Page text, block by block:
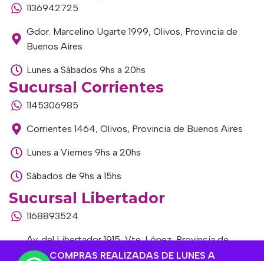
COMPRAS REALIZADAS DE LUNES A
1136942725
Gdor. Marcelino Ugarte 1999, Olivos, Provincia de
Buenos Aires
Lunes a Sábados 9hs a 20hs
Sucursal Corrientes
1145306985
Corrientes 1464, Olivos, Provincia de Buenos Aires
Lunes a Viernes 9hs a 20hs
Sábados de 9hs a 15hs
Sucursal Libertador
1168893524
Av. del Libertador 1915, Vte. López, Provincia de
Buenos Aires